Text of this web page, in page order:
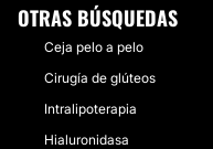
OTRAS BÚSQUEDAS
Ceja pelo a pelo
Cirugía de glúteos
Intralipoterapia
Hialuronidasa